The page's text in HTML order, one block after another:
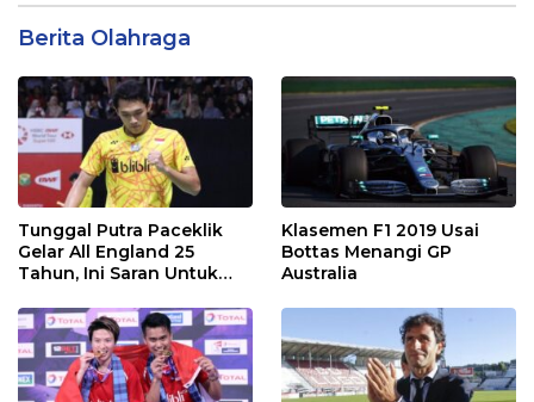
Berita Olahraga
Tunggal Putra Paceklik
Gelar All England 25
Tahun, Ini Saran Untuk
Klasemen F1 2019 Usai
Bottas Menangi GP
Australia